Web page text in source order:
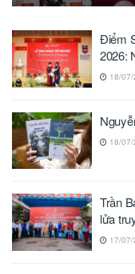
Điểm
2026:
18/
18/
Trần
lửa
17/